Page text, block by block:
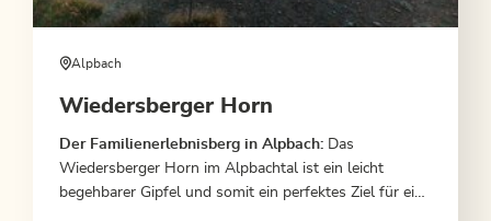
Alpbach
Wiedersberger Horn
Der Familienerlebnisberg in Alpbach: Das
Wiedersberger Horn im Alpbachtal ist ein leicht
begehbarer Gipfel und somit ein perfektes Ziel für eine